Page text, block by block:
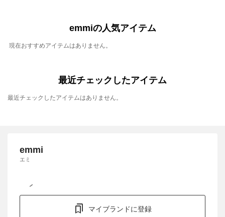
emmiの人気アイテム
現在おすすめアイテムはありません。
最近チェックしたアイテム
最近チェックしたアイテムはありません。
emmi
エミ
マイブランドに登録